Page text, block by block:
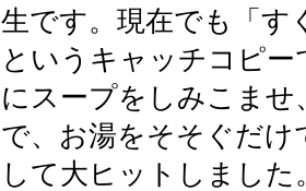
生です。現在でも「す
というキャッチコピ
にスープをしみこま
で、お湯をそそぐだ
して大ヒットしまし